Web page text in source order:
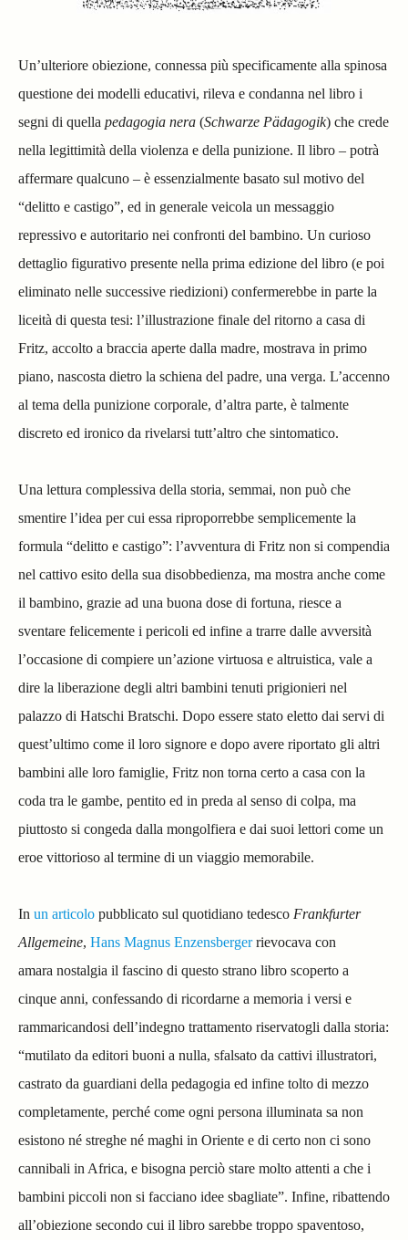
Un’ulteriore obiezione, connessa più specificamente alla spinosa
questione dei modelli educativi, rileva e condanna nel libro i
segni di quella pedagogia nera (Schwarze Pädagogik) che crede
nella legittimità della violenza e della punizione. Il libro – potrà
affermare qualcuno – è essenzialmente basato sul motivo del
“delitto e castigo”, ed in generale veicola un messaggio
repressivo e autoritario nei confronti del bambino. Un curioso
dettaglio figurativo presente nella prima edizione del libro (e poi
eliminato nelle successive riedizioni) confermerebbe in parte la
liceità di questa tesi: l’illustrazione finale del ritorno a casa di
Fritz, accolto a braccia aperte dalla madre, mostrava in primo
piano, nascosta dietro la schiena del padre, una verga. L’accenno
al tema della punizione corporale, d’altra parte, è talmente
discreto ed ironico da rivelarsi tutt’altro che sintomatico.
Una lettura complessiva della storia, semmai, non può che
smentire l’idea per cui essa riproporrebbe semplicemente la
formula “delitto e castigo”: l’avventura di Fritz non si compendia
nel cattivo esito della sua disobbedienza, ma mostra anche come
il bambino, grazie ad una buona dose di fortuna, riesce a
sventare felicemente i pericoli ed infine a trarre dalle avversità
l’occasione di compiere un’azione virtuosa e altruistica, vale a
dire la liberazione degli altri bambini tenuti prigionieri nel
palazzo di Hatschi Bratschi. Dopo essere stato eletto dai servi di
quest’ultimo come il loro signore e dopo avere riportato gli altri
bambini alle loro famiglie, Fritz non torna certo a casa con la
coda tra le gambe, pentito ed in preda al senso di colpa, ma
piuttosto si congeda dalla mongolfiera e dai suoi lettori come un
eroe vittorioso al termine di un viaggio memorabile.
In un articolo pubblicato sul quotidiano tedesco Frankfurter
Allgemeine, Hans Magnus Enzensbergerrievocava con
amara nostalgia il fascino di questo strano libro scoperto a
cinque anni, confessando di ricordarne a memoria i versi e
rammaricandosi dell’indegno trattamento riservatogli dalla storia:
“mutilato da editori buoni a nulla, sfalsato da cattivi illustratori,
castrato da guardiani della pedagogia ed infine tolto di mezzo
completamente, perché come ogni persona illuminata sa non
esistono né streghe né maghi in Oriente e di certo non ci sono
cannibali in Africa, e bisogna perciò stare molto attenti a che i
bambini piccoli non si facciano idee sbagliate”. Infine, ribattendo
all’obiezione secondo cui il libro sarebbe troppo spaventoso,